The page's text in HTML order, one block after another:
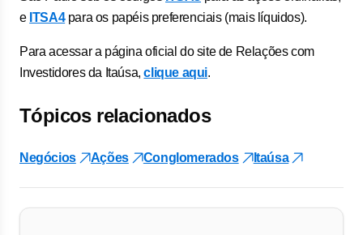
e ITSA4para os papéis preferenciais (mais líquidos).
Para acessar a página oficial do site de Relações com
Investidores da Itaúsa,clique aqui.
Tópicos relacionados
Negócios Ações Conglomerados Itaúsa